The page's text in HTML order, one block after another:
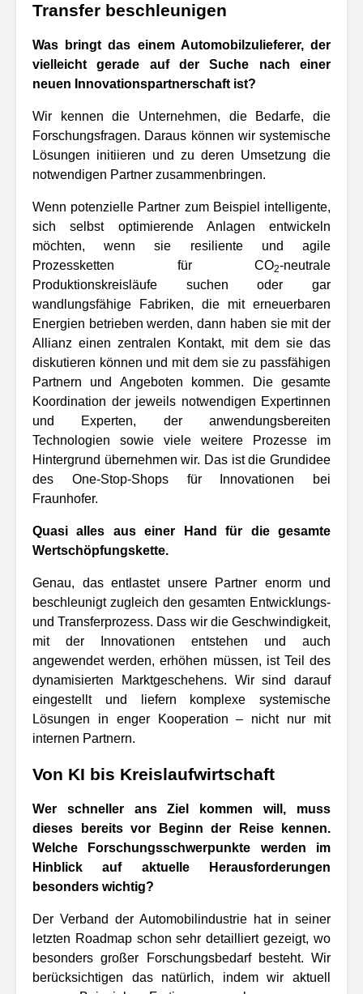
Transfer beschleunigen
Was bringt das einem Automobilzulieferer, der
vielleicht gerade auf der Suche nach einer
neuen Innovationspartnerschaft ist?
Wir kennen die Unternehmen, die Bedarfe, die
Forschungsfragen. Daraus können wir systemische
Lösungen initiieren und zu deren Umsetzung die
notwendigen Partner zusammenbringen.
Wenn potenzielle Partner zum Beispiel intelligente,
sich selbst optimierende Anlagen entwickeln
möchten, wenn sie resiliente und agile
Prozessketten für CO2-neutrale
Produktionskreisläufe suchen oder gar
wandlungsfähige Fabriken, die mit erneuerbaren
Energien betrieben werden, dann haben sie mit der
Allianz einen zentralen Kontakt, mit dem sie das
diskutieren können und mit dem sie zu passfähigen
Partnern und Angeboten kommen. Die gesamte
Koordination der jeweils notwendigen Expertinnen
und Experten, der anwendungsbereiten
Technologien sowie viele weitere Prozesse im
Hintergrund übernehmen wir. Das ist die Grundidee
des One-Stop-Shops für Innovationen bei
Fraunhofer.
Quasi alles aus einer Hand für die gesamte
Wertschöpfungskette.
Genau, das entlastet unsere Partner enorm und
beschleunigt zugleich den gesamten Entwicklungs-
und Transferprozess. Dass wir die Geschwindigkeit,
mit der Innovationen entstehen und auch
angewendet werden, erhöhen müssen, ist Teil des
dynamisierten Marktgeschehens. Wir sind darauf
eingestellt und liefern komplexe systemische
Lösungen in enger Kooperation – nicht nur mit
internen Partnern.
Von KI bis Kreislaufwirtschaft
Wer schneller ans Ziel kommen will, muss
dieses bereits vor Beginn der Reise kennen.
Welche Forschungsschwerpunkte werden im
Hinblick auf aktuelle Herausforderungen
besonders wichtig?
Der Verband der Automobilindustrie hat in seiner
letzten Roadmap schon sehr detailliert gezeigt, wo
besonders großer Forschungsbedarf besteht. Wir
berücksichtigen das natürlich, indem wir aktuell